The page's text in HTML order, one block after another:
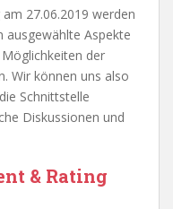
27.06.2019 werden
ausgewählte Aspekte
der
Wir können uns also
Schnittstelle
Diskussionen und
& Rating